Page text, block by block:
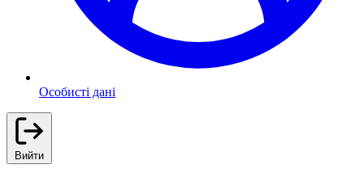
Особисті дані
Вийти